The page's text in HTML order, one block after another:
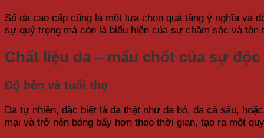
Sổ da cao cấp cũng là một lựa chọn quà tặng ý nghĩa và
sự quý trọng mà còn là biểu hiện của sự chăm sóc và tôn
Chất liệu da – mấu chốt của sự
Độ bền và tuổi thọ
Da tự nhiên, đặc biệt là da thật như da bò, da cá sấu,
mại và trở nên bóng bẩy hơn theo thời gian, tạo ra một